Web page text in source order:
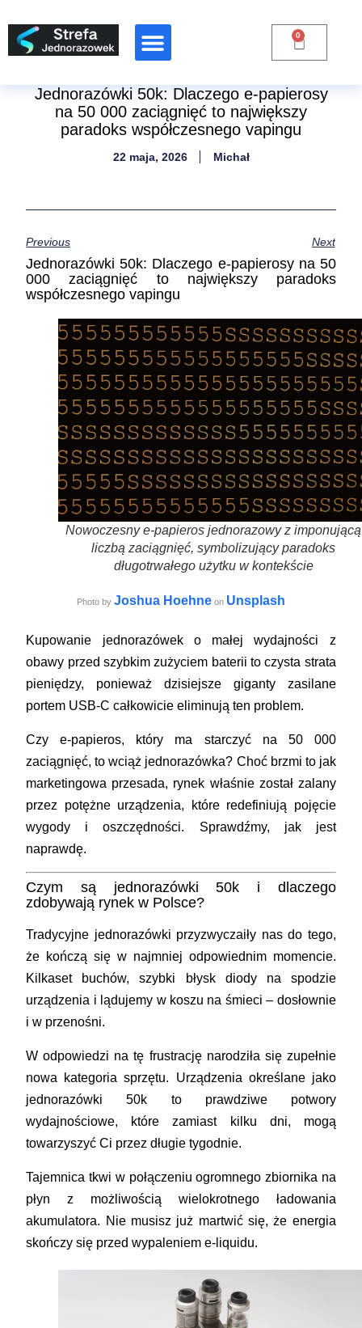
0
Jednorazówki 50k: Dlaczego e-papierosy
na 50 000 zaciągnięć to największy
paradoks współczesnego vapingu
22 maja, 2026 Michał
Previous Next
Jednorazówki 50k: Dlaczego e-papierosy na 50
000 zaciągnięć to największy paradoks
współczesnego vapingu
Nowoczesny e-papieros jednorazowy z imponującą
liczbą zaciągnięć, symbolizujący paradoks
długotrwałego użytku w kontekście
Photo by Joshua Hoehne on Unsplash
Kupowanie jednorazówek o małej wydajności z
obawy przed szybkim zużyciem baterii to czysta strata
pieniędzy, ponieważ dzisiejsze giganty zasilane
portem USB-C całkowicie eliminują ten problem.
Czy e-papieros, który ma starczyć na 50 000
zaciągnięć, to wciąż jednorazówka? Choć brzmi to jak
marketingowa przesada, rynek właśnie został zalany
przez potężne urządzenia, które redefiniują pojęcie
wygody i oszczędności. Sprawdźmy, jak jest
naprawdę.
Czym są jednorazówki 50k i dlaczego
zdobywają rynek w Polsce?
Tradycyjne jednorazówki przyzwyczaiły nas do tego,
że kończą się w najmniej odpowiednim momencie.
Kilkaset buchów, szybki błysk diody na spodzie
urządzenia i lądujemy w koszu na śmieci – dosłownie
i w przenośni.
W odpowiedzi na tę frustrację narodziła się zupełnie
nowa kategoria sprzętu. Urządzenia określane jako
jednorazówki 50k to prawdziwe potwory
wydajnościowe, które zamiast kilku dni, mogą
towarzyszyć Ci przez długie tygodnie.
Tajemnica tkwi w połączeniu ogromnego zbiornika na
płyn z możliwością wielokrotnego ładowania
akumulatora. Nie musisz już martwić się, że energia
skończy się przed wypaleniem e-liquidu.